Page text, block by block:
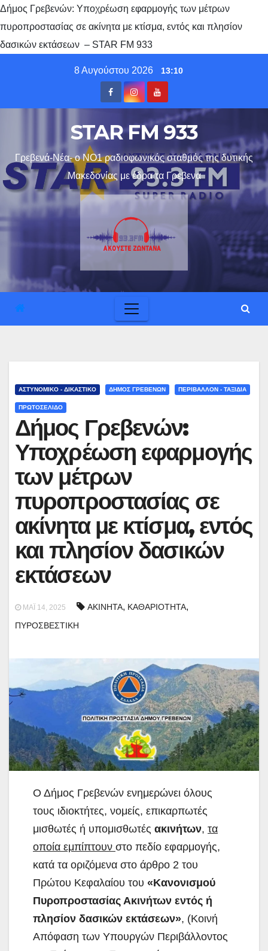
Δήμος Γρεβενών: Υποχρέωση εφαρμογής των μέτρων
πυροπροστασίας σε ακίνητα με κτίσμα, εντός και πλησίον
δασικών εκτάσεων – STAR FM 933
8 Αυγούστου 2026 13:10
STAR FM 933
Γρεβενά-Νέα- ο ΝΟ1 ραδιοφωνικός σταθμός της δυτικής
Μακεδονίας με έδρα τα Γρεβενα
ΑΣΤΥΝΟΜΙΚΟ - ΔΙΚΑΣΤΙΚΟ ΔΗΜΟΣ ΓΡΕΒΕΝΩΝ ΠΕΡΙΒΑΛΛΟΝ - ΤΑΞΙΔΙΑ
ΠΡΩΤΟΣΕΛΙΔΟ
Δήμος Γρεβενών:
Υποχρέωση εφαρμογής
των μέτρων
πυροπροστασίας σε
ακίνητα με κτίσμα, εντός
και πλησίον δασικών
εκτάσεων
ΜΆΙ 14, 2025 ΑΚΙΝΗΤΑ, ΚΑΘΑΡΙΟΤΗΤΑ,
ΠΥΡΟΣΒΕΣΤΙΚΗ
Ο Δήμος Γρεβενών ενημερώνει όλους
τους ιδιοκτήτες, νομείς, επικαρπωτές
μισθωτές ή υπομισθωτές ακινήτων, τα
οποία εμπίπτουν στο πεδίο εφαρμογής,
κατά τα οριζόμενα στο άρθρο 2 του
Πρώτου Κεφαλαίου του «Κανονισμού
Πυροπροστασίας Ακινήτων εντός ή
πλησίον δασικών εκτάσεων», (Κοινή
Απόφαση των Υπουργών Περιβάλλοντος